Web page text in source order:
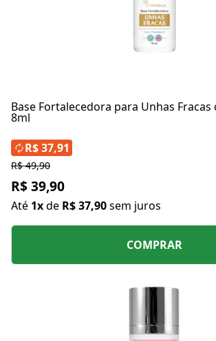
Base Fortalecedora para Unhas Fracas
8ml
R$ 49,90
R$ 39,90
Até 1xde R$ 37,90sem juros
R$ 37,91
COMPRAR